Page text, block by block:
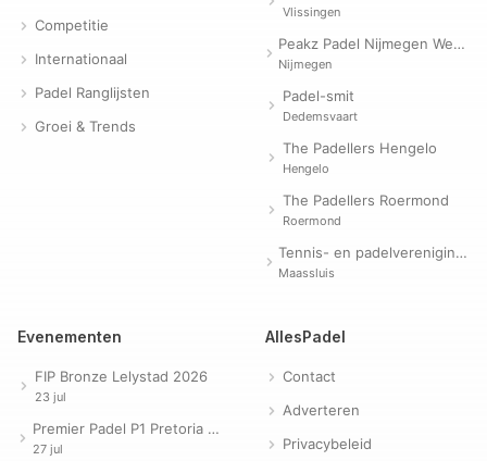
Competitie
Internationaal
Padel Ranglijsten
Groei & Trends
Vlissingen
Peakz Padel Nijmegen Westerpark | Padelclub
Nijmegen
Padel-smit
Dedemsvaart
The Padellers Hengelo
Hengelo
The Padellers Roermond
Roermond
Tennis- en padelvereniging Evergreen
Maassluis
Evenementen
FIP Bronze Lelystad 2026
23 jul
Premier Padel P1 Pretoria 2026
27 jul
AllesPadel
Contact
Adverteren
Privacybeleid